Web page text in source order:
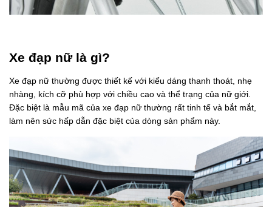
Xe đạp nữ là gì?
Xe đạp nữ thường được thiết kế với kiểu dáng thanh thoát, nhẹ
nhàng, kích cỡ phù hợp với chiều cao và thể trạng của nữ giới.
Đặc biệt là mẫu mã của xe đạp nữ thường rất tinh tế và bắt mắt,
làm nên sức hấp dẫn đặc biệt của dòng sản phẩm này.